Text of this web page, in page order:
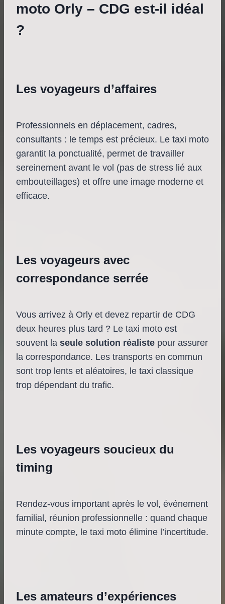
moto Orly – CDG est-il idéal
?
Les voyageurs d’affaires
Professionnels en déplacement, cadres,
consultants : le temps est précieux. Le taxi moto
garantit la ponctualité, permet de travailler
sereinement avant le vol (pas de stress lié aux
embouteillages) et offre une image moderne et
efficace.
Les voyageurs avec
correspondance serrée
Vous arrivez à Orly et devez repartir de CDG
deux heures plus tard ? Le taxi moto est
souvent la seule solution réaliste pour assurer
la correspondance. Les transports en commun
sont trop lents et aléatoires, le taxi classique
trop dépendant du trafic.
Les voyageurs soucieux du
timing
Rendez-vous important après le vol, événement
familial, réunion professionnelle : quand chaque
minute compte, le taxi moto élimine l’incertitude.
Les amateurs d’expériences